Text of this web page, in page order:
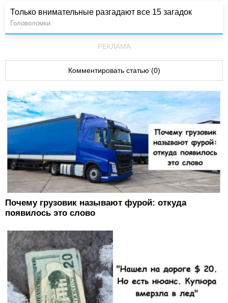
Только внимательные разгадают все 15 загадок
Головоломки
РЕКЛАМА
Комментировать статью (0)
Почему грузовик называют фурой: откуда
появилось это слово